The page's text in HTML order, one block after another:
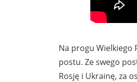
Na progu Wielkiego
postu. Ze swego
Rosję i Ukrainę, za